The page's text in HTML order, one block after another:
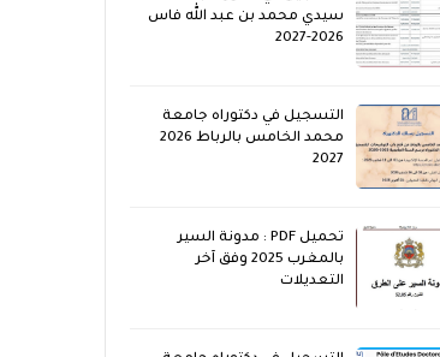
سيدي محمد بن عبد الله فاس
2026-2027
التسجيل في دكتوراه جامعة
محمد الخامس بالرباط 2026
2027
تحميل PDF : مدونة السير
بالمغرب 2025 وفق آخر
التعديلات